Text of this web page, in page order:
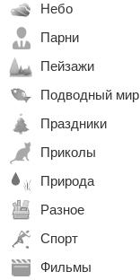
Небо
Парни
Пейзажи
Подводный мир
Праздники
Приколы
Природа
Разное
Спорт
Фильмы